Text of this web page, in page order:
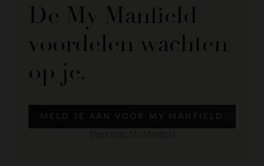
De My Manfield
voordelen wachten
op je.
MELD JE AAN VOOR MY MANFIELD